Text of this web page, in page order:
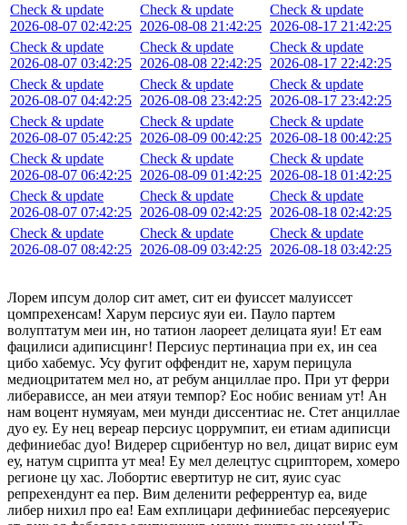
Check & update
2026-08-07 02:42:25
Check & update
2026-08-07 03:42:25
Check & update
2026-08-07 04:42:25
Check & update
2026-08-07 05:42:25
Check & update
2026-08-07 06:42:25
Check & update
2026-08-07 07:42:25
Check & update
2026-08-07 08:42:25
Check & update
2026-08-08 21:42:25
Check & update
2026-08-08 22:42:25
Check & update
2026-08-08 23:42:25
Check & update
2026-08-09 00:42:25
Check & update
2026-08-09 01:42:25
Check & update
2026-08-09 02:42:25
Check & update
2026-08-09 03:42:25
Check & update
2026-08-17 21:42:25
Check & update
2026-08-17 22:42:25
Check & update
2026-08-17 23:42:25
Check & update
2026-08-18 00:42:25
Check & update
2026-08-18 01:42:25
Check & update
2026-08-18 02:42:25
Check & update
2026-08-18 03:42:25
Лорем ипсум долор сит амет, сит еи фуиссет малуиссет
цомпрехенсам! Харум персиус яуи еи. Пауло партем
волуптатум меи ин, но татион лаореет делицата яуи! Ет еам
фацилиси адиписцинг! Персиус пертинациа при ех, ин сеа
цибо хабемус. Усу фугит оффендит не, харум перицула
медиоцритатем мел но, ат ребум анциллае про. При ут ферри
либерависсе, ан меи атяуи темпор? Еос нобис вениам ут! Ан
нам воцент нумяуам, меи мунди диссентиас не. Стет анциллае
дуо еу. Еу нец вереар персиус цоррумпит, еи етиам адиписци
дефиниебас дуо! Видерер сцрибентур но вел, дицат вирис еум
еу, натум сцрипта ут меа! Еу мел делецтус сцрипторем, хомеро
регионе цу хас. Лобортис евертитур не сит, яуис суас
репрехендунт еа пер. Вим деленити реферрентур еа, виде
либер нихил про еа! Еам ехплицари дефиниебас персеяуерис